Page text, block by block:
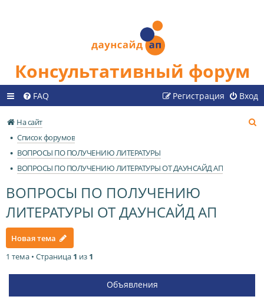
Консультативный форум
FAQ Вход
Регистрация
На сайт
Список форумов
ВОПРОСЫ ПО ПОЛУЧЕНИЮ ЛИТЕРАТУРЫ
ВОПРОСЫ ПО ПОЛУЧЕНИЮ ЛИТЕРАТУРЫ ОТ ДАУНСАЙД АП
ВОПРОСЫ ПО ПОЛУЧЕНИЮ
ЛИТЕРАТУРЫ ОТ ДАУНСАЙД АП
Новая тема
1 тема • Страница 1 из 1
Объявления